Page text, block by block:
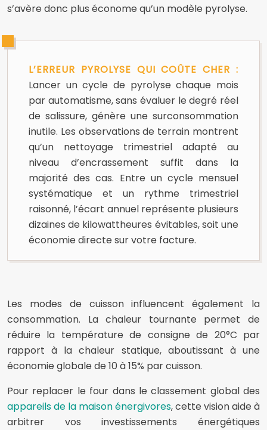
s’avère donc plus économe qu’un modèle pyrolyse.
L’ERREUR PYROLYSE QUI COÛTE CHER :
Lancer un cycle de pyrolyse chaque mois
par automatisme, sans évaluer le degré réel
de salissure, génère une surconsommation
inutile. Les observations de terrain montrent
qu’un nettoyage trimestriel adapté au
niveau d’encrassement suffit dans la
majorité des cas. Entre un cycle mensuel
systématique et un rythme trimestriel
raisonné, l’écart annuel représente plusieurs
dizaines de kilowattheures évitables, soit une
économie directe sur votre facture.
Les modes de cuisson influencent également la
consommation. La chaleur tournante permet de
réduire la température de consigne de 20°C par
rapport à la chaleur statique, aboutissant à une
économie globale de 10 à 15% par cuisson.
Pour replacer le four dans le classement global des
appareils de la maison énergivores, cette vision aide à
arbitrer vos investissements énergétiques